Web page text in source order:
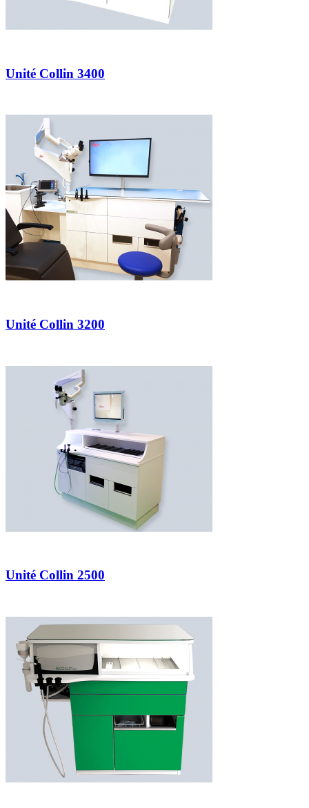
Unité Collin 3400
Unité Collin 3200
Unité Collin 2500